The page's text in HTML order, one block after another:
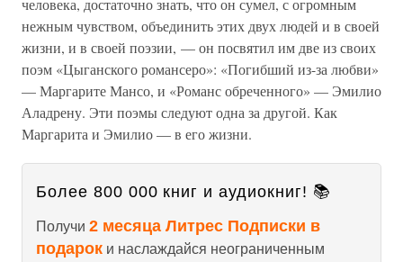
человека, достаточно знать, что он сумел, с огромным
нежным чувством, объединить этих двух людей и в своей
жизни, и в своей поэзии, — он посвятил им две из своих
поэм «Цыганского романсеро»: «Погибший из-за любви»
— Маргарите Мансо, и «Романс обреченного» — Эмилио
Аладрену. Эти поэмы следуют одна за другой. Как
Маргарита и Эмилио — в его жизни.
Более 800 000 книг и аудиокниг! 📚
Получи 2 месяца Литрес Подписки в
подарок и наслаждайся неограниченным